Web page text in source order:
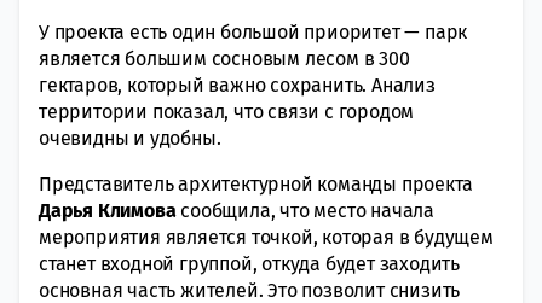
У проекта есть один большой приоритет — парк
является большим сосновым лесом в 300
гектаров, который важно сохранить. Анализ
территории показал, что связи с городом
очевидны и удобны.
Представитель архитектурной команды проекта
Дарья Климова сообщила, что место начала
мероприятия является точкой, которая в будущем
станет входной группой, откуда будет заходить
основная часть жителей. Это позволит снизить